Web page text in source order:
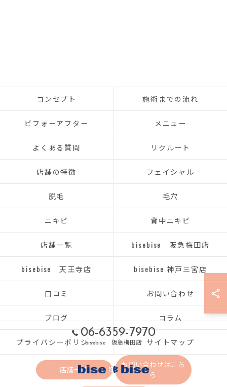
06-6359-7970
bisebise 阪急梅田店
店舗一覧
お問い合わせはこち
ら
コンセプト 施術までの流れ
ビフォーアフター メニュー
よくある質問 リクルート
店舗の特徴 フェイシャル
脱毛 毛穴
ニキビ 背中ニキビ
店舗一覧 bisebise 阪急梅田店
bisebise 天王寺店 bisebise 神戸三宮店
口コミ お問い合わせ
ブログ コラム
プライバシーポリシー サイトマップ